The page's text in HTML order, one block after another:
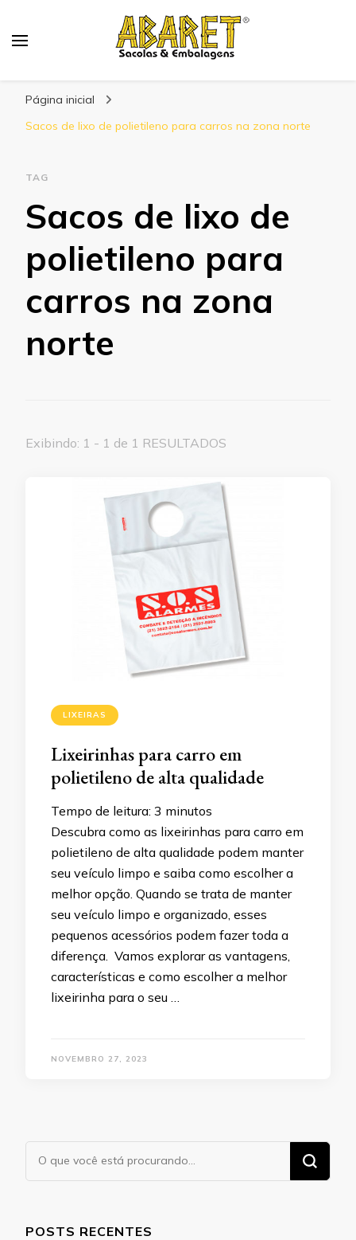
Página inicial
Sacos de lixo de polietileno para carros na zona norte
TAG
Sacos de lixo de
polietileno para
carros na zona
norte
Exibindo: 1 - 1 de 1 RESULTADOS
LIXEIRAS
Lixeirinhas para carro em
polietileno de alta qualidade
Tempo de leitura: 3 minutos
Descubra como as lixeirinhas para carro em
polietileno de alta qualidade podem manter
seu veículo limpo e saiba como escolher a
melhor opção. Quando se trata de manter
seu veículo limpo e organizado, esses
pequenos acessórios podem fazer toda a
diferença. Vamos explorar as vantagens,
características e como escolher a melhor
lixeirinha para o seu …
NOVEMBRO 27, 2023
Procurando
algo?
POSTS RECENTES